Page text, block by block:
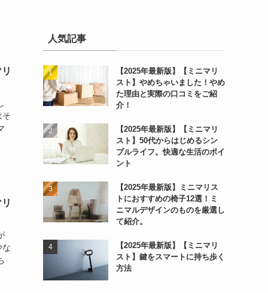
そ
な
人気記事
【2025年最新版】【ミニマリ
スト】やめちゃいました！やめ
た理由と実際の口コミをご紹
介！
【2025年最新版】【ミニマリ
スト】50代からはじめるシン
プルライフ。快適な生活のポイ
ント
【2025年最新版】ミニマリス
トにおすすめの椅子12選！ミ
ニマルデザインのものを厳選し
て紹介。
【2025年最新版】【ミニマリ
スト】鍵をスマートに持ち歩く
方法